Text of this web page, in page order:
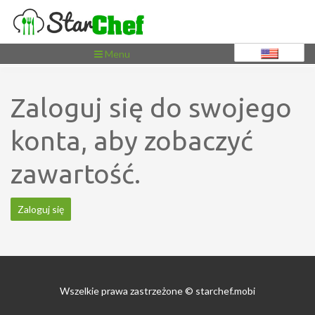
Toggle
navigation
Menu
Zaloguj się do swojego
konta, aby zobaczyć
zawartość.
Zaloguj się
Wszelkie prawa zastrzeżone © starchef.mobi